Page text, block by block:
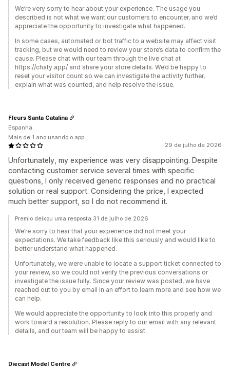
We’re very sorry to hear about your experience. The usage you
described is not what we want our customers to encounter, and we’d
appreciate the opportunity to investigate what happened.
In some cases, automated or bot traffic to a website may affect visit
tracking, but we would need to review your store’s data to confirm the
cause. Please chat with our team through the live chat at
https://chaty.app/ and share your store details. We’d be happy to
reset your visitor count so we can investigate the activity further,
explain what was counted, and help resolve the issue.
29 de julho de 2026
Unfortunately, my experience was very disappointing. Despite
contacting customer service several times with specific
questions, I only received generic responses and no practical
solution or real support. Considering the price, I expected
much better support, so I do not recommend it.
Fleurs Santa Catalina
Espanha
Mais de 1 ano usando o app
Premio deixou uma resposta 31 de julho de 2026
We’re sorry to hear that your experience did not meet your
expectations. We take feedback like this seriously and would like to
better understand what happened.
Unfortunately, we were unable to locate a support ticket connected to
your review, so we could not verify the previous conversations or
investigate the issue fully. Since your review was posted, we have
reached out to you by email in an effort to learn more and see how we
can help.
We would appreciate the opportunity to look into this properly and
work toward a resolution. Please reply to our email with any relevant
details, and our team will be happy to assist.
Diecast Model Centre